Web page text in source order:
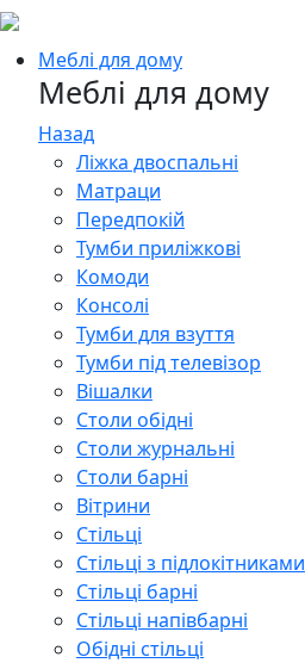
Меблі для дому
Меблі для дому
Назад
Ліжка двоспальні
Матраци
Передпокій
Тумби приліжкові
Комоди
Консолі
Тумби для взуття
Тумби під телевізор
Вішалки
Столи обідні
Столи журнальні
Столи барні
Вітрини
Стільці
Стільці з підлокітниками
Стільці барні
Стільці напівбарні
Обідні стільці